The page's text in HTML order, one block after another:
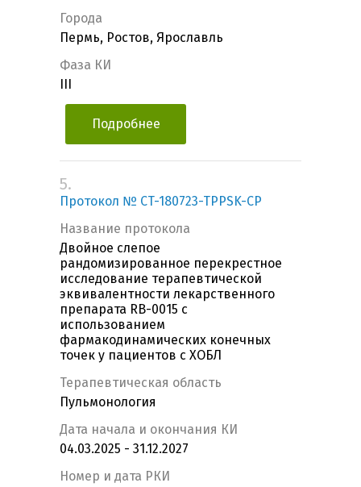
Города
Пермь, Ростов, Ярославль
Фаза КИ
Подробнее
5.
Протокол № CT-180723-TPPSK-CP
Название протокола
Двойное слепое
рандомизированное перекрестное
исследование терапевтической
эквивалентности лекарственного
препарата RB-0015 с
использованием
фармакодинамических конечных
точек у пациентов с ХОБЛ
Терапевтическая область
Пульмонология
Дата начала и окончания КИ
04.03.2025 - 31.12.2027
Номер и дата РКИ